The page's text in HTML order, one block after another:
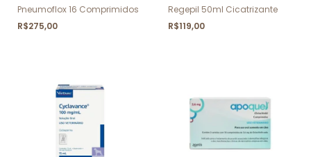
Pneumoflox 16 Comprimidos
R$275,00
Regepil 50ml Cicatrizante
R$119,00